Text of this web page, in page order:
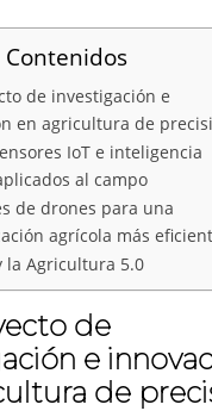
de investigación e
en agricultura de
IoT e inteligencia
al campo
de drones para una
agrícola más
la Agricultura 5.0
de
e
de